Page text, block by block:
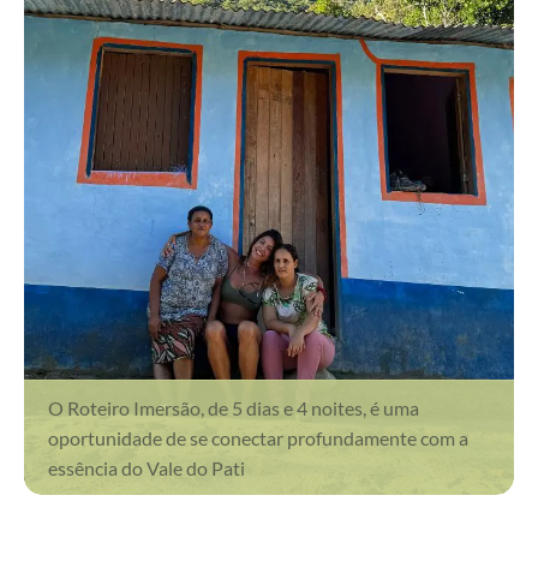
O Roteiro Imersão, de 5 dias e 4 noites, é uma
oportunidade de se conectar profundamente com a
essência do Vale do Pati